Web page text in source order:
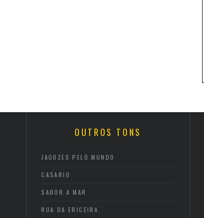
OUTROS TONS
JAGOZES PELO MUNDO
CASARIO
SABOR A MAR
RUA DA ERICEIRA